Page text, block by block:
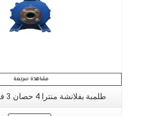
مشاهدة سريعة
طلمبة بفلانشة منترا 4 حصان 3 فاز رفع 33 متر